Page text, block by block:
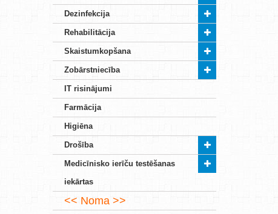
Dezinfekcija
Rehabilitācija
Skaistumkopšana
Zobārstniecība
IT risinājumi
Farmācija
Higiēna
Drošība
Medicīnisko ierīču testēšanas
iekārtas
Noma